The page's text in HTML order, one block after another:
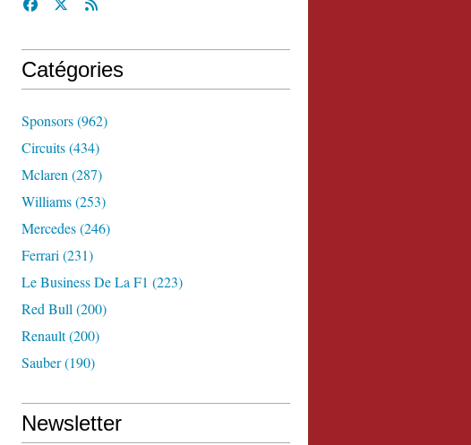
Catégories
Sponsors(962)
Circuits(434)
Mclaren (287)
Williams(253)
Mercedes(246)
Ferrari (231)
Le Business De La F1 (223)
Red Bull (200)
Renault(200)
Sauber(190)
Newsletter